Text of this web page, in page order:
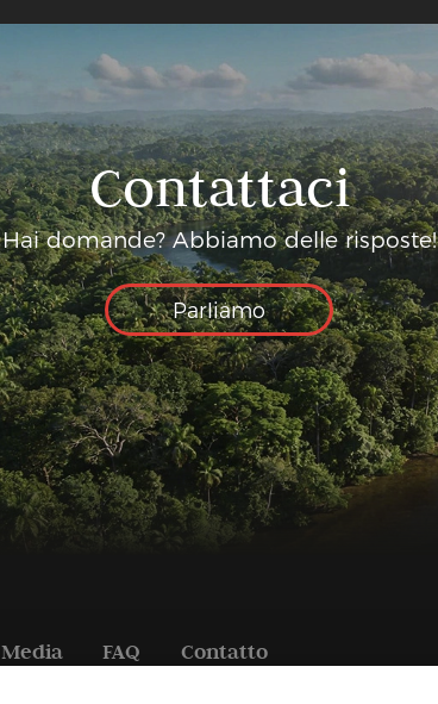
Contattaci
Hai domande? Abbiamo delle risposte!
Parliamo
Media FAQ Contatto